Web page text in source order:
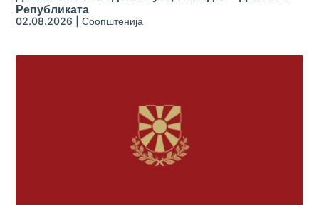
Републиката
02.08.2026 |Соопштенија